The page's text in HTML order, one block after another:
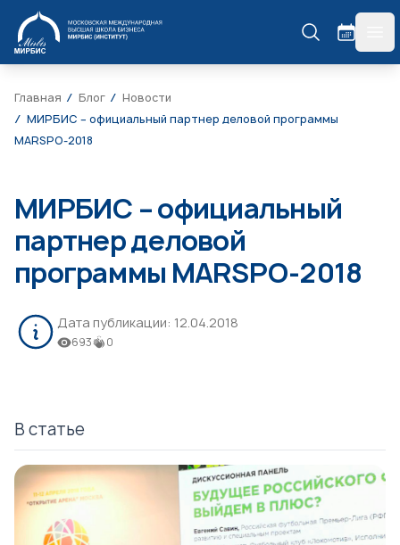
МИРБИС
Главная Блог
Новости
МИРБИС – официальный партнер деловой программы
MARSPO-2018
МИРБИС – официальный
партнер деловой
программы MARSPO-2018
Дата публикации: 12.04.2018
693 0
В статье